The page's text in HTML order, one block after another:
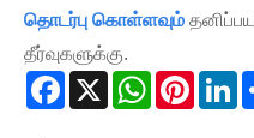
தொடர்பு கொள்ளவும்
தீர்வுகளுக்கு.
Facebook
X WhatsApp